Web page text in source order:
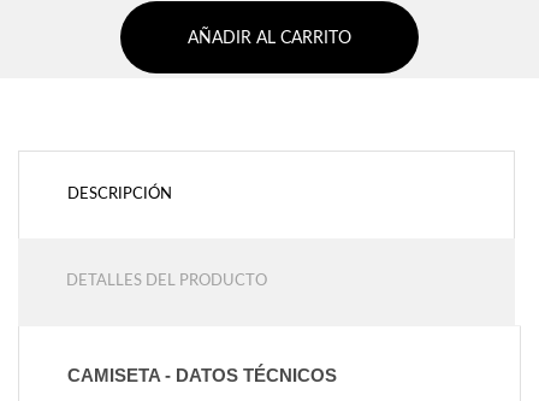
AÑADIR AL CARRITO
DESCRIPCIÓN
DETALLES DEL PRODUCTO
CAMISETA - DATOS TÉCNICOS